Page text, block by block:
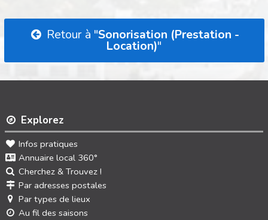
Retour à "Sonorisation (Prestation -
Location)"
Explorez
Infos pratiques
Annuaire local 360°
Cherchez & Trouvez !
Par adresses postales
Par types de lieux
Au fil des saisons